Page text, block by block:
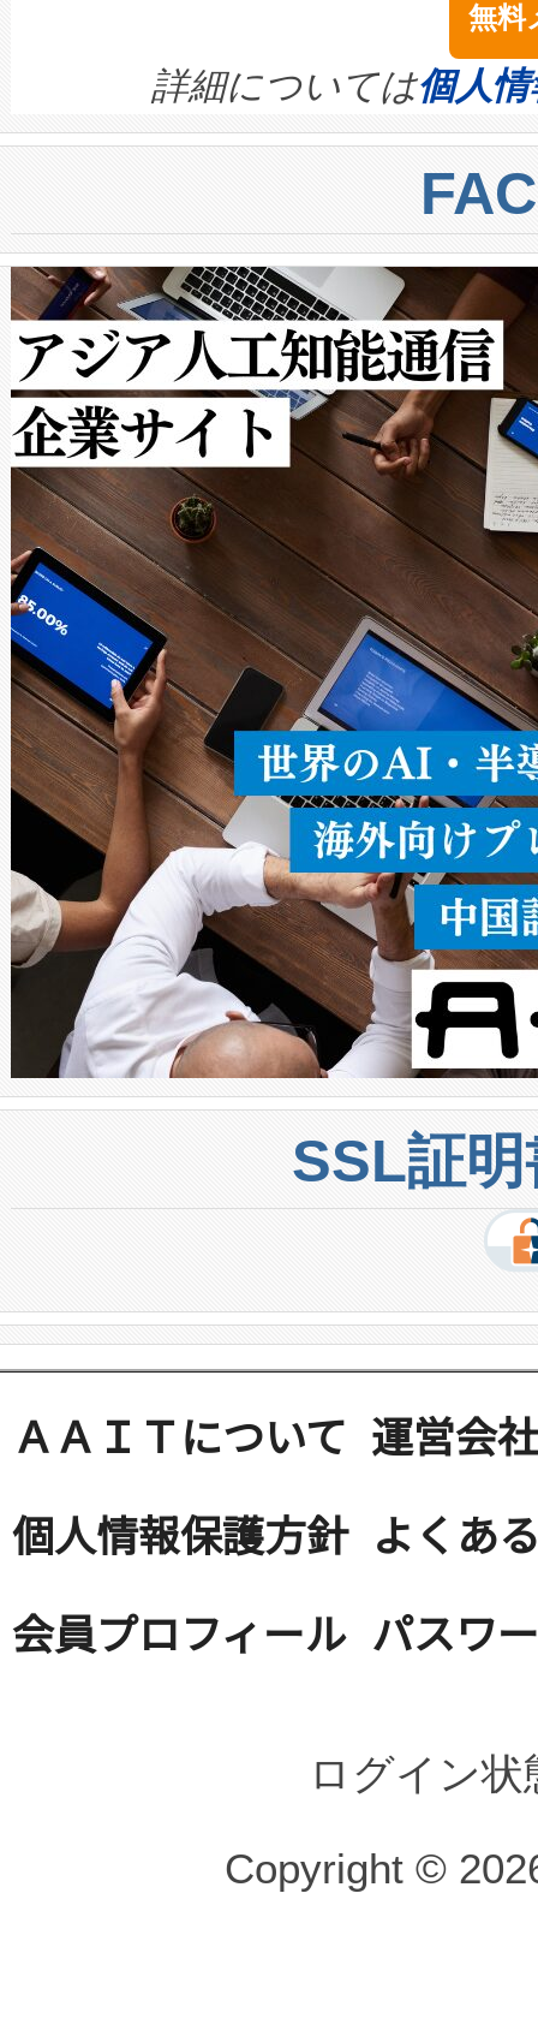
きます。この効率性は、フェ
ます。 Voltaiq provides a
quality and reliability for AI
BESS stack to ensure battery
centers. Voltaiqは、ai&のAI
からシステム統合、試運転、
クルの各段階のデータを監視
[…]
イズの小径化を実現すること
す。ノーマルモードでは、
ートル先まで検出でき、これ
トに対して約600メートルに
では、反射率10％のターゲッ
で向上し、最大検知距離は
ットだけで最大1キロメート
ルの変電所周囲を監視でき、
作業と点群処理を簡素化でき
Avia 2は、2種類のFOVオプシ
× 80°のノーマルモード、長
ードを切り替えて使用するこ
ることなく、単一のデバイス
うにします。遠距離まで届く
密度なスキャ […]
無料
詳細については個人
SSL証
ＡＡＩＴについて 運営会社
個人情報保護方針 よくあ
会員プロフィール パスワ
ログイン
Copyright ©